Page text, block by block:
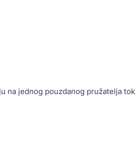
na jednog pouzdanog pružatelja